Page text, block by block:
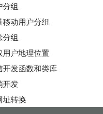
分组
移动用户分组
分组
用户地理位置
开发函数和类库
开发
址转换